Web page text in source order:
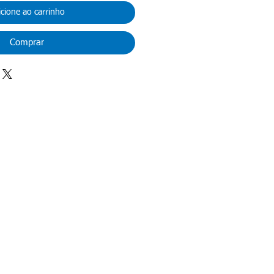
ao carrinho
Comprar